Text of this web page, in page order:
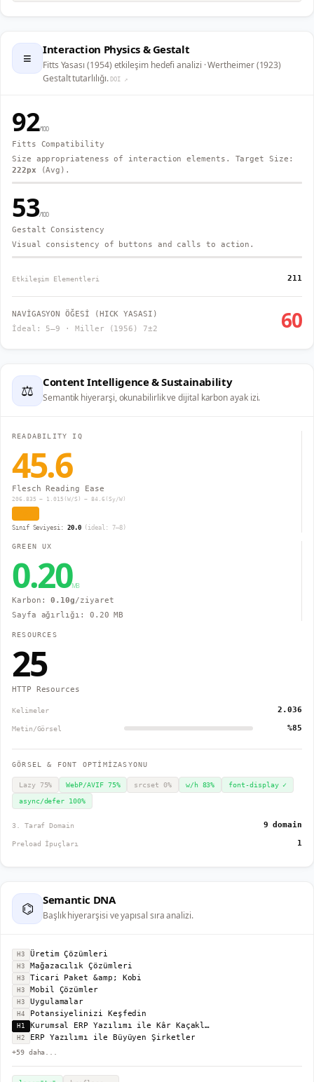
≡ Interaction Physics & Gestalt
Fitts Yasası (1954) etkileşim hedefi analizi · Wertheimer (1923)
Gestalt tutarlılığı. DOI ↗
92/100
Fitts Compatibility
Size appropriateness of interaction elements. Target Size:
222px (Avg).
53/100
Gestalt Consistency
Visual consistency of buttons and calls to action.
Etkileşim Elementleri 211
NAVİGASYON ÖĞESİ (HICK YASASI)
İdeal: 5–9 · Miller (1956) 7±2
60
⚖ Content Intelligence & Sustainability
Semantik hiyerarşi, okunabilirlik ve dijital karbon ayak izi.
READABILITY IQ
45.6
Flesch Reading Ease
206.835 − 1.015(W/S) − 84.6(Sy/W)
Sınıf Seviyesi: 20.0(ideal: 7–8)
GREEN UX
0.20MB
Karbon:0.10g/ziyaret
Sayfa ağırlığı: 0.20 MB
RESOURCES
25
HTTP Resources
Kelimeler 2.036
Metin/Görsel %85
GÖRSEL & FONT OPTİMİZASYONU
Lazy 75% WebP/AVIF 75% srcset 0% w/h 83% font-display✓
async/defer 100%
3. Taraf Domain 9 domain
Preload İpuçları 1
⌬ Semantic DNA
Başlık hiyerarşisi ve yapısal sıra analizi.
H3 Üretim Çözümleri
H3 Mağazacılık Çözümleri
H3 Ticari Paket &amp; Kobi
H3 Mobil Çözümler
H3 Uygulamalar
H4 Potansiyelinizi Keşfedin
H1 Kurumsal ERP Yazılımı ile Kâr Kaçaklarını Durdurun
H2 ERP Yazılımı ile Büyüyen Şirketler
+59daha...